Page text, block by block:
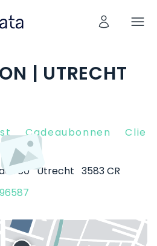
| UTRECHT
Cadeaubonnen
60 Utrecht 3583 CR